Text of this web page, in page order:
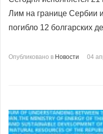
Лим на границе Сербии
погибло 12 болгарских
Опубликовано в Новости 04